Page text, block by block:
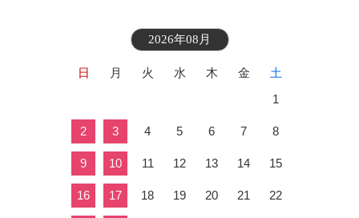
2026年08月
日 月 火 水 木 金
土
1
2 3 4 5 6 7 8
9 10 11 12 13 14 15
16 17 18 19 20 21 22